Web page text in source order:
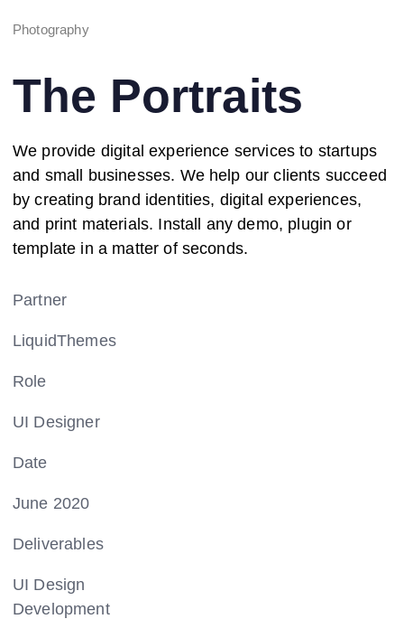
Photography
The Portraits
We provide digital experience services to startups
and small businesses. We help our clients succeed
by creating brand identities, digital experiences,
and print materials. Install any demo, plugin or
template in a matter of seconds.
Partner
LiquidThemes
Role
UI Designer
Date
June 2020
Deliverables
UI Design
Development